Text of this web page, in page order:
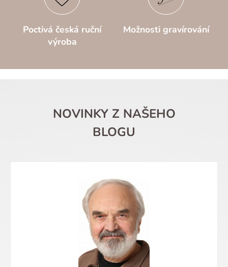
Poctivá česká ruční
výroba
Možnosti gravírování
NOVINKY Z NAŠEHO
BLOGU